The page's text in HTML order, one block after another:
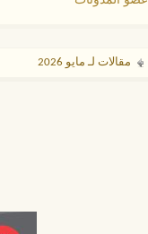
مقالات لـ مايو 2026